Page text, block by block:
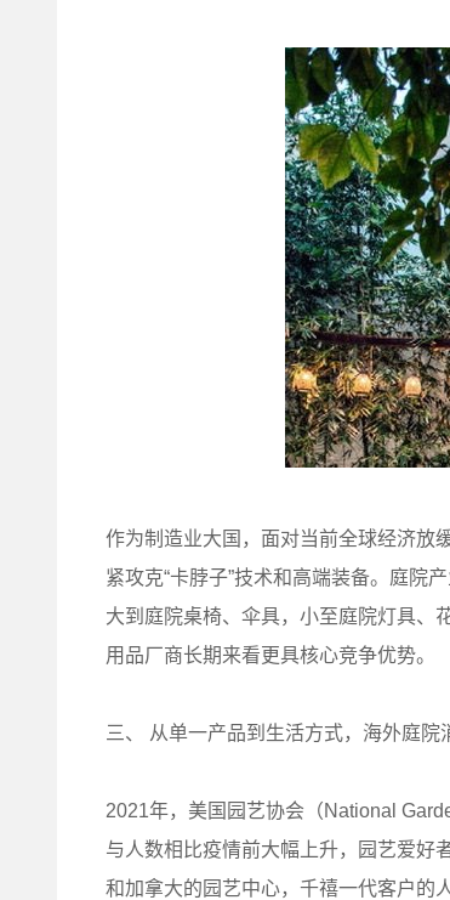
作为制造业大国，面对当前全球经济放
紧攻克“卡脖子”技术和高端装备。庭院
大到庭院桌椅、伞具，小至庭院灯具、
用品厂商长期来看更具核心竞争优势。
三、 从单一产品到生活方式，海外庭院
2021年，美国园艺协会（National
与人数相比疫情前大幅上升，园艺爱好
和加拿大的园艺中心，千禧一代客户的